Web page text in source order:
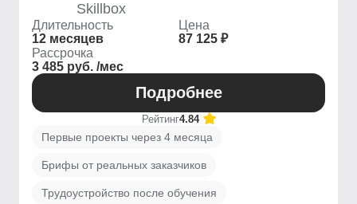
Skillbox
Длительность
12 месяцев
Цена
87 125 ₽
Рассрочка
3 485 руб. /мес
Подробнее
Рейтинг4.84
Первые проекты через 4 месяца
Брифы от реальных заказчиков
Трудоустройство после обучения